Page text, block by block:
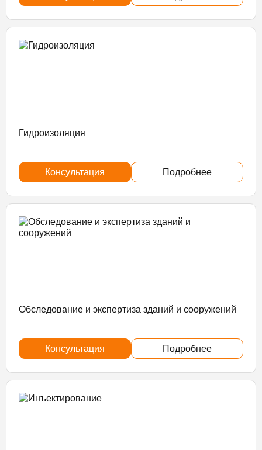
Гидроизоляция
Консультация Подробнее
Обследование и экспертиза зданий и сооружений
Консультация Подробнее